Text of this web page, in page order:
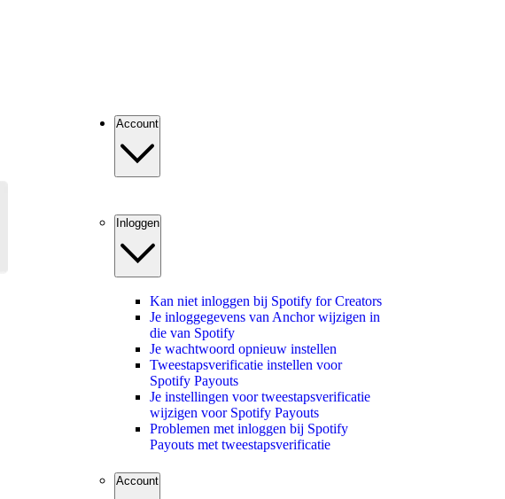
Account
Inloggen
Kan niet inloggen bij Spotify for Creators
Je inloggegevens van Anchor wijzigen in
die van Spotify
Je wachtwoord opnieuw instellen
Tweestapsverificatie instellen voor
Spotify Payouts
Je instellingen voor tweestapsverificatie
wijzigen voor Spotify Payouts
Problemen met inloggen bij Spotify
Payouts met tweestapsverificatie
Account